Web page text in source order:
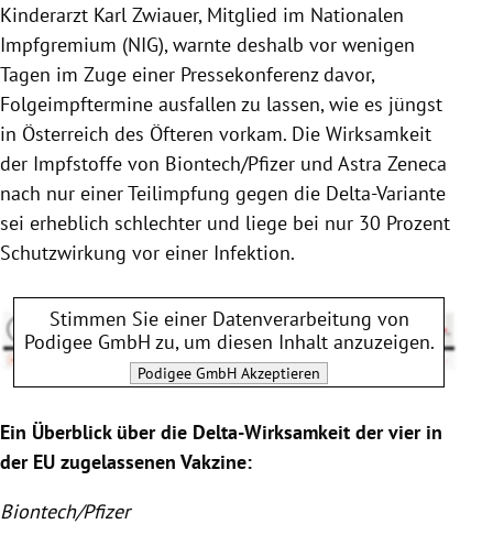
Kinderarzt Karl Zwiauer, Mitglied im Nationalen
Impfgremium (NIG), warnte deshalb vor wenigen
Tagen im Zuge einer Pressekonferenz davor,
Folgeimpftermine ausfallen zu lassen, wie es jüngst
in Österreich des Öfteren vorkam. Die Wirksamkeit
der Impfstoffe von Biontech/Pfizer und Astra Zeneca
nach nur einer Teilimpfung gegen die Delta-Variante
sei erheblich schlechter und liege bei nur 30 Prozent
Schutzwirkung vor einer Infektion.
Stimmen Sie einer Datenverarbeitung von
Podigee GmbH zu, um diesen Inhalt anzuzeigen.
Podigee GmbH Akzeptieren
Ein Überblick über die Delta-Wirksamkeit der vier in
der EU zugelassenen Vakzine:
Biontech/Pfizer